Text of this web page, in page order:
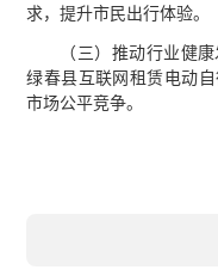
求，提升市民出行体验。
（三）推动行业健
绿春县互联网租赁电动
市场公平竞争。